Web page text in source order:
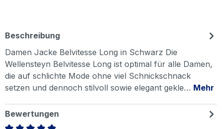
Beschreibung
Damen Jacke Belvitesse Long in Schwarz Die
Wellensteyn Belvitesse Long ist optimal für alle Damen,
die auf schlichte Mode ohne viel Schnickschnack
setzen und dennoch stilvoll sowie elegant gekle… Mehr
Bewertungen